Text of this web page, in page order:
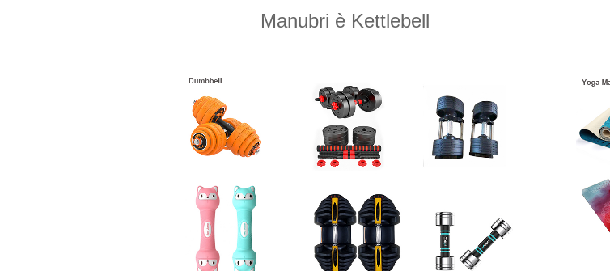
Manubri è Kettlebell